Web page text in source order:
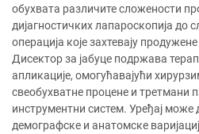
обухвата различите сложености
дијагностичких лапароскопија до
операција које захтевају
Дисектор за јабуце подржава
апликације, омогућавајући
свеобухватне процене и третмани
инструментни систем. Уређај може
демографске и анатомске